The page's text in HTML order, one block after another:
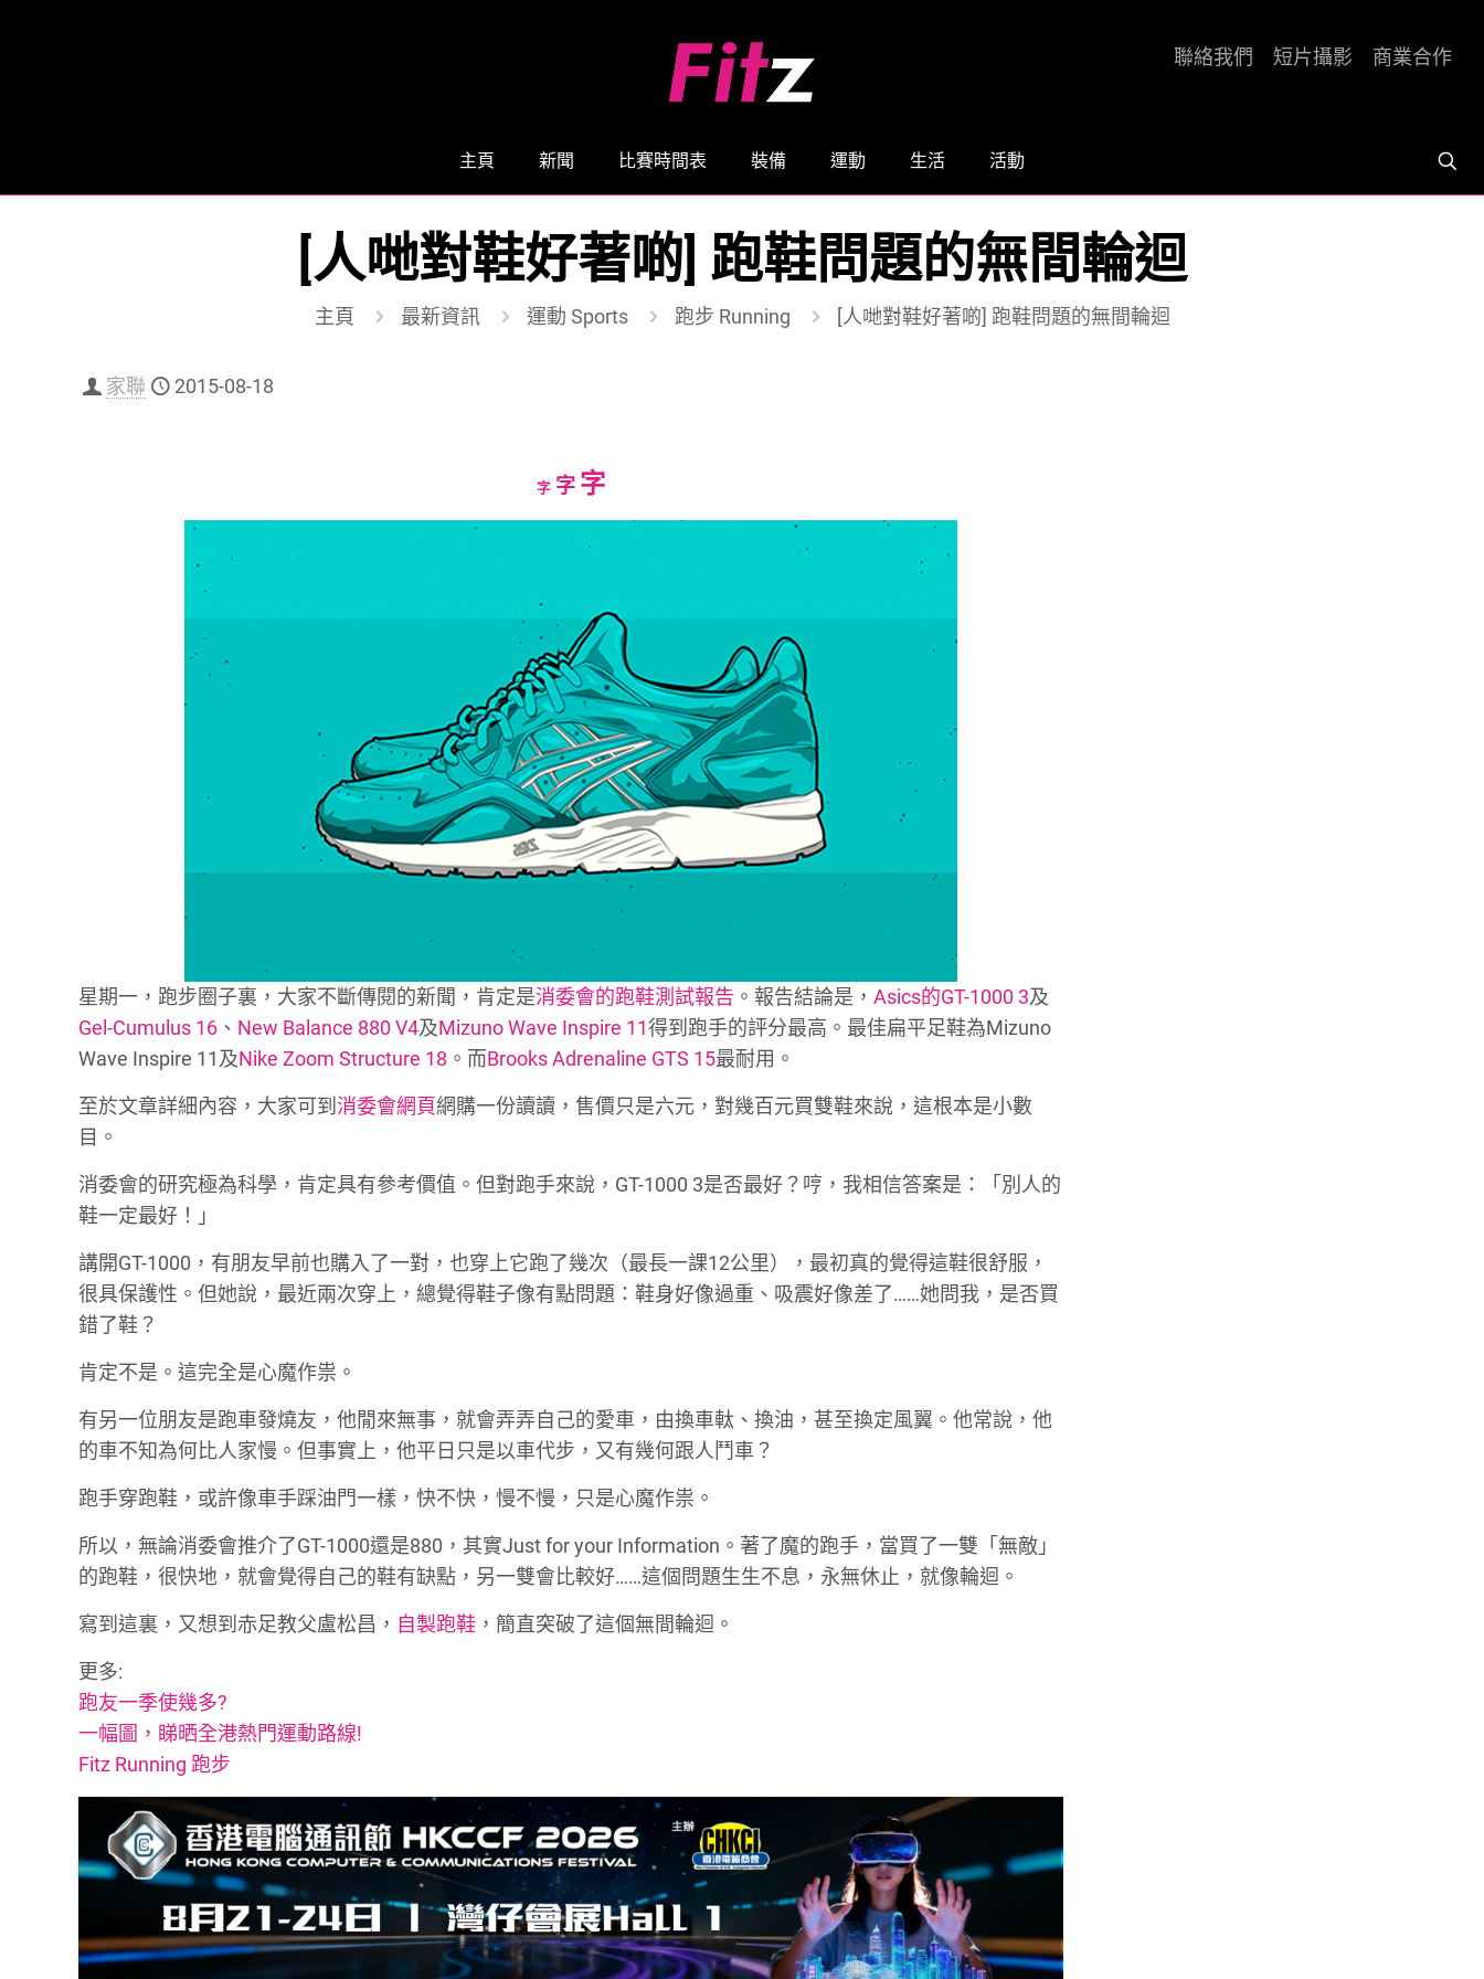
主頁 新聞 比賽時間表 裝備 運動 生活 活動
聯絡我們 短片攝影 商業合作
[人哋對鞋好著啲] 跑鞋問題的無間輪迴
主頁 最新資訊 運動 Sports 跑步 Running [人哋對鞋好著啲] 跑鞋問題的無間輪迴
家聯 2015-08-18
字Decrease
size.
字Reset
size.
字Increase
font
星期一，跑步圈子裏，大家不斷傳閱的新聞，肯定是消委會的跑鞋測試報告 。報告結論是，Asics的GT-1000 3及
Gel-Cumulus 16 、 New Balance 880 V4及Mizuno Wave Inspire 11得到跑手的評分最高。最佳扁平足鞋為Mizuno
Wave Inspire 11及Nike Zoom Structure 18 。而Brooks Adrenaline GTS 15最耐用。
至於文章詳細內容，大家可到 消委會網頁網購一份讀讀，售價只是六元，對幾百元買雙鞋來說，這根本是小數
目。
消委會的研究極為科學，肯定具有參考價值。但對跑手來說，GT-1000 3是否最好？哼，我相信答案是：「別人的
鞋一定最好！」
講開GT-1000，有朋友早前也購入了一對，也穿上它跑了幾次（最長一課12公里），最初真的覺得這鞋很舒服，
很具保護性。但她說，最近兩次穿上，總覺得鞋子像有點問題：鞋身好像過重、吸震好像差了……她問我，是否買
錯了鞋？
肯定不是。這完全是心魔作祟。
有另一位朋友是跑車發燒友，他閒來無事，就會弄弄自己的愛車，由換車軚、換油，甚至換定風翼。他常說，他
的車不知為何比人家慢。但事實上，他平日只是以車代步，又有幾何跟人鬥車？
跑手穿跑鞋，或許像車手踩油門一樣，快不快，慢不慢，只是心魔作祟。
所以，無論消委會推介了GT-1000還是880，其實Just for your Information。著了魔的跑手，當買了一雙「無敵」
的跑鞋，很快地，就會覺得自己的鞋有缺點，另一雙會比較好……這個問題生生不息，永無休止，就像輪迴。
寫到這裏，又想到赤足教父盧松昌， 自製跑鞋 ，簡直突破了這個無間輪迴。
更多:
跑友一季使幾多?
一幅圖，睇晒全港熱門運動路線!
Fitz Running 跑步